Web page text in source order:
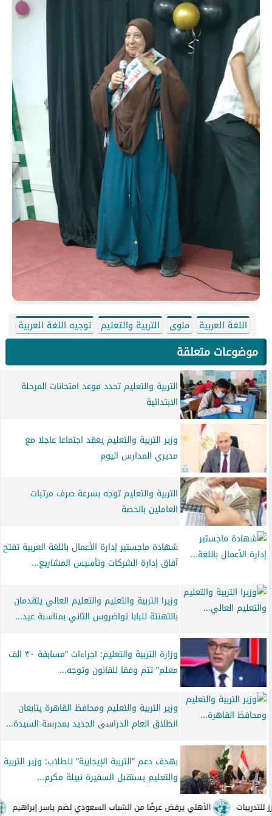
ماكرون يرفض مقترح رئيس الفيفا الشباب السعودي لضم ياسر إبراهيم
اللغة العربية ملوى التربية والتعليم توجيه اللغة العربية
موضوعات متعلقة
التربية والتعليم تحدد موعد امتحانات المرحلة
الابتدائية
وزير التربية والتعليم يعقد اجتماعا عاجلا مع
مديري المدارس اليوم
التربية والتعليم توجه بسرعة صرف مرتبات
العاملين بالحصة
شهادة ماجستير إدارة الأعمال باللغة العربية تفتح
آفاق إدارة الشركات وتأسيس المشاريع...
وزيرا التربية والتعليم والتعليم العالي يتقدمان
بالتهنئة للبابا تواضروس الثاني بمناسبة عيد...
وزارة التربية والتعليم: اجراءات ”مسابقة ٣٠ الف
معلم” تتم وفقا للقانون وتوجه...
وزير التربية والتعليم ومحافظ القاهرة يتابعان
انطلاق العام الدراسى الجديد بمدرسة السيدة...
بهدف دعم ”التربية الإيجابية” للطلاب: وزير التربية
والتعليم يستقبل السفيرة نبيلة مكرم...